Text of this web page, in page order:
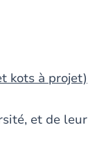
kots à projet)
et de leur